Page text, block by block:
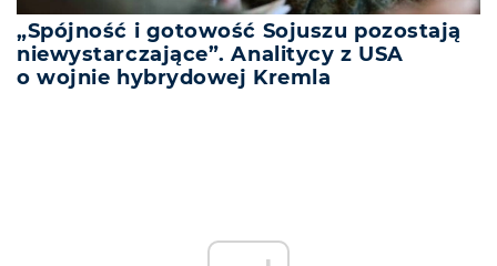
„Spójność i gotowość Sojuszu pozostają
niewystarczające”. Analitycy z USA
o wojnie hybrydowej Kremla